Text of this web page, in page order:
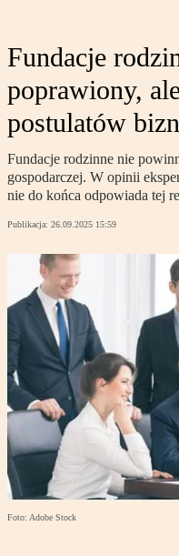
Fundacje
poprawiony,
postulatów
Fundacje rodzinne nie
gospodarczej. W opinii
nie do końca odpowiada tej
Publikacja: 26.09.2025 15:59
Foto: Adobe Stock